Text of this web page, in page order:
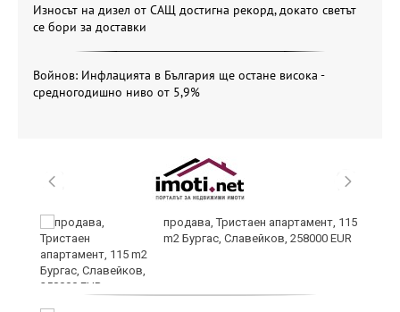
Износът на дизел от САЩ достигна рекорд, докато светът
се бори за доставки
Войнов: Инфлацията в България ще остане висока -
средногодишно ниво от 5,9%
продава, Тристаен апартамент, 115
m2 Бургас, Славейков, 258000 EUR